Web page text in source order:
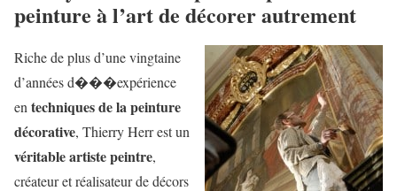
peinture à l’art de décorer autrement
Riche de plus d’une vingtaine
d’années d���expérience
en techniques de la peinture
décorative, Thierry Herr est un
véritable artiste peintre,
créateur et réalisateur de décors